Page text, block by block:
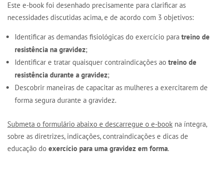
Este e-book foi desenhado precisamente para clarificar as
necessidades discutidas acima, e de acordo com 3 objetivos:
Identificar as demandas fisiológicas do exercício para treino de
resistência na gravidez;
Identificar e tratar quaisquer contraindicações ao treino de
resistência durante a gravidez;
Descobrir maneiras de capacitar as mulheres a exercitarem de
forma segura durante a gravidez.
Submeta o formulário abaixo e descarregue o e-book na íntegra,
sobre as diretrizes, indicações, contraindicações e dicas de
educação do exercício para uma gravidez em forma.